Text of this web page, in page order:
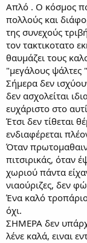
Απλό . Ο κόσμος
πολλούς και
της συνεχούς
τον τακτικοτατο
θαυμάζει τους
"μεγάλους ψάλτες
Σήμερα δεν
δεν ασχολείται
ευχάριστο στο
Έτσι δεν τίθεται
ενδιαφέρεται
Όταν
πιτσιρικάς, όταν
χωριού πάντα
νιαούριζες, δεν
Ένα καλό
όχι.
ΣΗΜΕΡΑ δεν
λένε καλά, ειναι